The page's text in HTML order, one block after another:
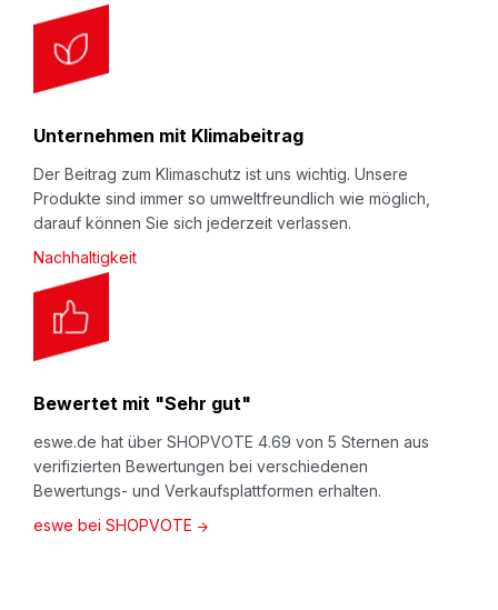
Unternehmen mit Klimabeitrag
Der Beitrag zum Klimaschutz ist uns wichtig. Unsere
Produkte sind immer so umweltfreundlich wie möglich,
darauf können Sie sich jederzeit verlassen.
Nachhaltigkeit
Bewertet mit "Sehr gut"
eswe.de hat über SHOPVOTE 4.69 von 5 Sternen aus
verifizierten Bewertungen bei verschiedenen
Bewertungs- und Verkaufsplattformen erhalten.
eswe bei SHOPVOTE